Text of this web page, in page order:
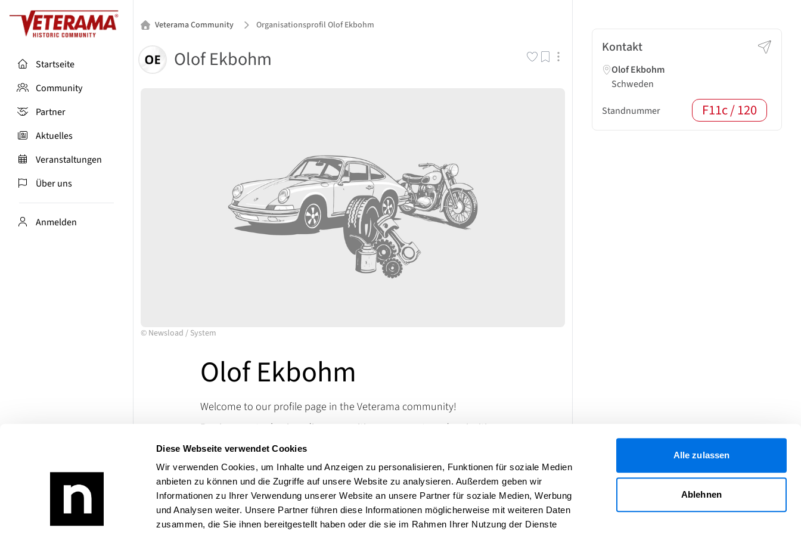
Diese Webseite verwendet Cookies
Wir verwenden Cookies, um Inhalte und Anzeigen zu personalisieren, Funktionen für soziale Medien
anbieten zu können und die Zugriffe auf unsere Website zu analysieren. Außerdem geben wir
Informationen zu Ihrer Verwendung unserer Website an unsere Partner für soziale Medien, Werbung
und Analysen weiter. Unsere Partner führen diese Informationen möglicherweise mit weiteren Daten
zusammen, die Sie ihnen bereitgestellt haben oder die sie im Rahmen Ihrer Nutzung der Dienste
Alle zulassen
Ablehnen
Startseite
Community
Partner
Aktuelles
Veranstaltungen
Über uns
Anmelden
Veterama Community Organisationsprofil Olof Ekbohm
Olof Ekbohm
© Newsload / System
Olof Ekbohm
Welcome to our profile page in the Veterama community!
Passion meets classics - discover rarities, spare parts and curiosities
with us that make the mechanic's heart beat faster. Visit us at
If you have any questions, you can reach us via our contact details.
Product range:Mercedes
Kontakt
Olof Ekbohm
Schweden
Standnummer F11c / 120